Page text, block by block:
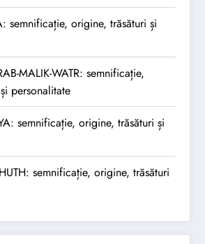
semnificație, origine, trăsături și
MALIK-WATR: semnificație,
personalitate
semnificație, origine, trăsături și
semnificație, origine, trăsături